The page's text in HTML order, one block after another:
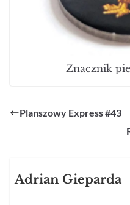
Znacznik
Planszowy Express #43
Adrian Gieparda